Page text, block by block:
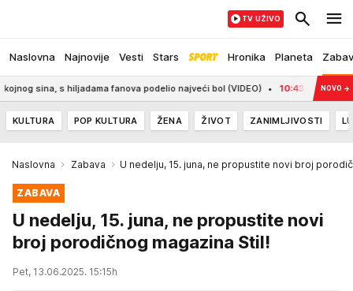
Naslovna Najnovije Vesti Stars Hronika Planeta
TV UŽIVO
s hiljadama fanova podelio najveći bol (VIDEO) 10:43 ISPLIVALINOVO →
KULTURA POP KULTURA ŽENA ŽIVOT ZANIMLJIVOSTI
Naslovna Zabava U nedelju, 15. juna, ne propustite novi broj
ZABAVA
U nedelju, 15. juna, ne propustite novi
broj porodičnog magazina Stil!
Pet, 13.06.2025. 15:15h